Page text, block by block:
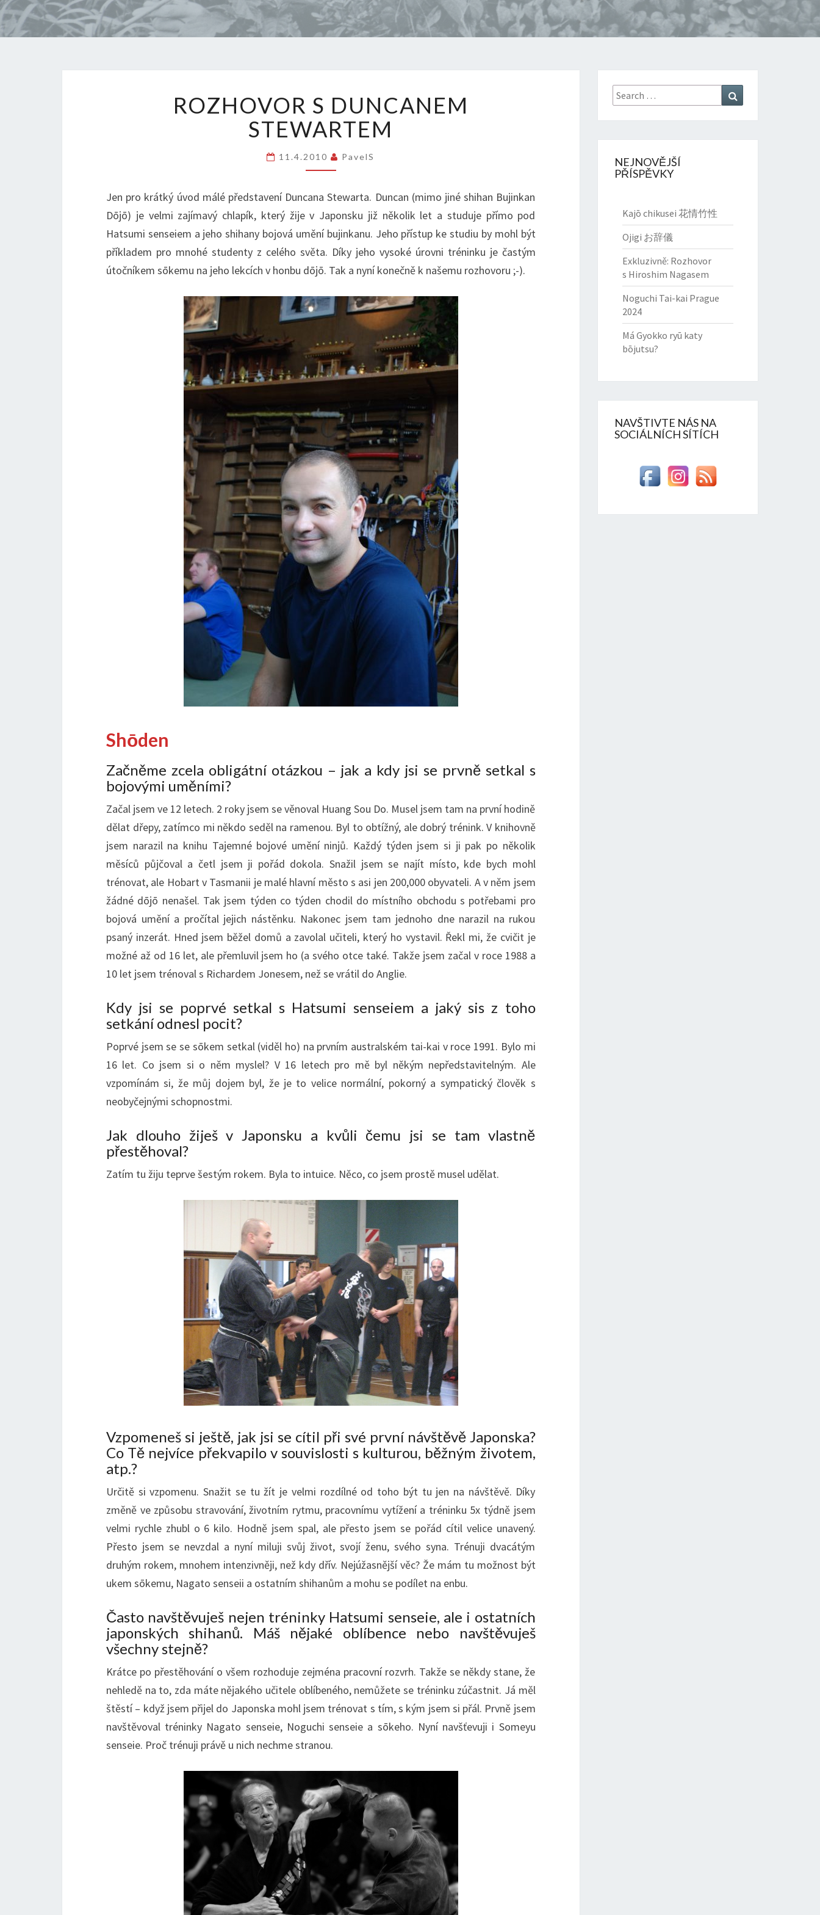
S
DUNCANEM
STEWARTEM
ROZHOVOR S DUNCANEM
STEWARTEM
11.4.2010 PavelS
Jen pro krátký úvod málé představení Duncana Stewarta. Duncan (mimo jiné shihan Bujinkan
Dōjō) je velmi zajímavý chlapík, který žije v Japonsku již několik let a studuje přímo pod
Hatsumi senseiem a jeho shihany bojová umění bujinkanu. Jeho přístup ke studiu by mohl být
příkladem pro mnohé studenty z celého světa. Díky jeho vysoké úrovni tréninku je častým
útočníkem sōkemu na jeho lekcích v honbu dōjō. Tak a nyní konečně k našemu rozhovoru ;-).
Shōden
Začněme zcela obligátní otázkou – jak a kdy jsi se prvně setkal s
bojovými uměními?
Začal jsem ve 12 letech. 2 roky jsem se věnoval Huang Sou Do. Musel jsem tam na první hodině
dělat dřepy, zatímco mi někdo seděl na ramenou. Byl to obtížný, ale dobrý trénink. V knihovně
jsem narazil na knihu Tajemné bojové umění ninjů. Každý týden jsem si ji pak po několik
měsíců půjčoval a četl jsem ji pořád dokola. Snažil jsem se najít místo, kde bych mohl
trénovat, ale Hobart v Tasmanii je malé hlavní město s asi jen 200,000 obyvateli. A v něm jsem
žádné dōjō nenašel. Tak jsem týden co týden chodil do místního obchodu s potřebami pro
bojová umění a pročítal jejich nástěnku. Nakonec jsem tam jednoho dne narazil na rukou
psaný inzerát. Hned jsem běžel domů a zavolal učiteli, který ho vystavil. Řekl mi, že cvičit je
možné až od 16 let, ale přemluvil jsem ho (a svého otce také. Takže jsem začal v roce 1988 a
10 let jsem trénoval s Richardem Jonesem, než se vrátil do Anglie.
Kdy jsi se poprvé setkal s Hatsumi senseiem a jaký sis z toho
setkání odnesl pocit?
Poprvé jsem se se sōkem setkal (viděl ho) na prvním australském tai-kai v roce 1991. Bylo mi
16 let. Co jsem si o něm myslel? V 16 letech pro mě byl někým nepředstavitelným. Ale
vzpomínám si, že můj dojem byl, že je to velice normální, pokorný a sympatický člověk s
neobyčejnými schopnostmi.
Jak dlouho žiješ v Japonsku a kvůli čemu jsi se tam vlastně
přestěhoval?
Zatím tu žiju teprve šestým rokem. Byla to intuice. Něco, co jsem prostě musel udělat.
Vzpomeneš si ještě, jak jsi se cítil při své první návštěvě Japonska?
Co Tě nejvíce překvapilo v souvislosti s kulturou, běžným životem,
atp.?
Určitě si vzpomenu. Snažit se tu žít je velmi rozdílné od toho být tu jen na návštěvě. Díky
změně ve způsobu stravování, životním rytmu, pracovnímu vytížení a tréninku 5x týdně jsem
velmi rychle zhubl o 6 kilo. Hodně jsem spal, ale přesto jsem se pořád cítil velice unavený.
Přesto jsem se nevzdal a nyní miluji svůj život, svojí ženu, svého syna. Trénuji dvacátým
druhým rokem, mnohem intenzivněji, než kdy dřív. Nejúžasnější věc? Že mám tu možnost být
ukem sōkemu, Nagato senseii a ostatním shihanům a mohu se podílet na enbu.
Často navštěvuješ nejen tréninky Hatsumi senseie, ale i ostatních
japonských shihanů. Máš nějaké oblíbence nebo navštěvuješ
všechny stejně?
Krátce po přestěhování o všem rozhoduje zejména pracovní rozvrh. Takže se někdy stane, že
nehledě na to, zda máte nějakého učitele oblíbeného, nemůžete se tréninku zúčastnit. Já měl
štěstí – když jsem přijel do Japonska mohl jsem trénovat s tím, s kým jsem si přál. Prvně jsem
navštěvoval tréninky Nagato senseie, Noguchi senseie a sōkeho. Nyní navšťevuji i Someyu
senseie. Proč trénuji právě u nich nechme stranou.
Search
for:
NEJNOVĚJŠÍ
PŘÍSPĚVKY
Kajō chikusei 花情竹性
Ojigi お辞儀
Exkluzivně: Rozhovor
s Hiroshim Nagasem
Noguchi Tai-kai Prague
2024
Má Gyokko ryū katy
bōjutsu?
NAVŠTIVTE NÁS NA
SOCIÁLNÍCH SÍTÍCH